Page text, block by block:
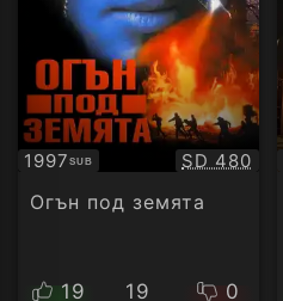
1997SUB
Субтитри Качество:
SD 480
Огън под земята
19 19 0